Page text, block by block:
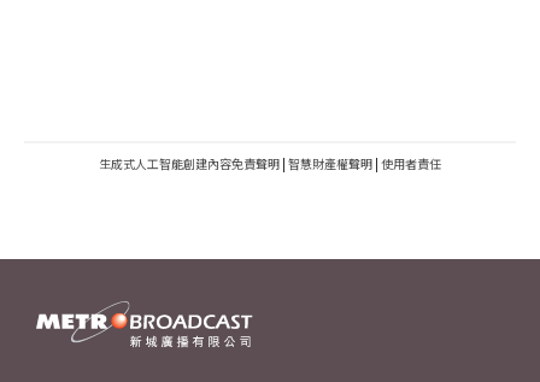
生成式人工智能創建內容免責聲明 | 智慧財產權聲明 | 使用者責任